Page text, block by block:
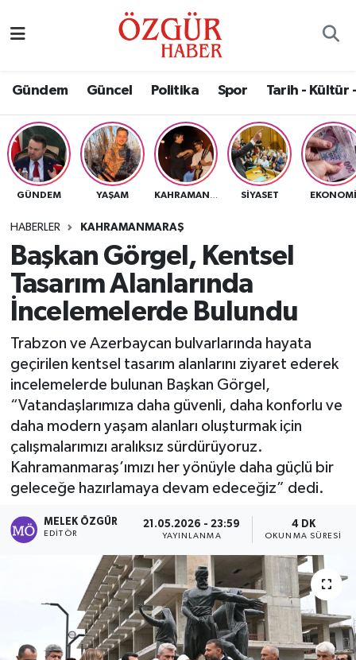
Gündem Güncel Politika Spor Tarih - Kültür
GÜNDEM YAŞAM SIYASET EKONOMI
HABERLER KAHRAMANMARAŞ
Başkan Görgel, Kentsel
Tasarım Alanlarında
İncelemelerde Bulundu
Trabzon ve Azerbaycan bulvarlarında hayata
geçirilen kentsel tasarım alanlarını ziyaret ederek
incelemelerde bulunan Başkan Görgel,
“Vatandaşlarımıza daha güvenli, daha konforlu ve
daha modern yaşam alanları oluşturmak için
çalışmalarımızı aralıksız sürdürüyoruz.
Kahramanmaraş’ımızı her yönüyle daha güçlü bir
geleceğe hazırlamaya devam edeceğiz” dedi.
MELEK ÖZGÜR
EDITÖR
21.05.2026 - 23:59
YAYINLANMA
4 DK
OKUNMA SÜRESI
Eğitim
Ekonomi
Güncel
Gündem
Magazin
Politika
Sağlık
Spor
Tarih - Kültür - Sanat - Turizm
Nöbetçi Eczaneler
Namaz Vakitleri
Trafik Durumu
Süper Lig Puan Durumu ve Fikstür
Tüm Manşetler
Son Dakika Haberleri
Haber Arşivi